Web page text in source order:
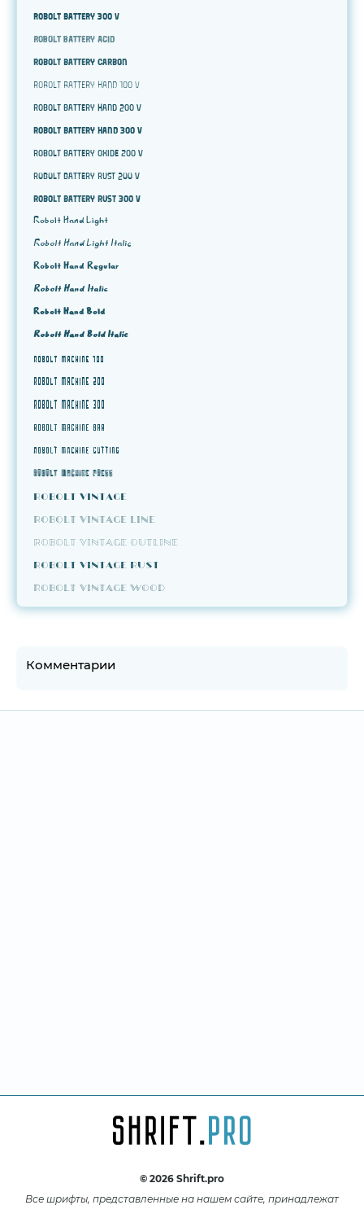
Robolt Battery 300 v
Robolt Battery Acid
Robolt Battery Carbon
Robolt Battery Hand 100 v
Robolt Battery Hand 200 v
Robolt Battery Hand 300 v
Robolt Battery Oxide 200 v
Robolt Battery Rust 200 v
Robolt Battery Rust 300 v
Robolt Hand Light
Robolt Hand Light Italic
Robolt Hand Regular
Robolt Hand Italic
Robolt Hand Bold
Robolt Hand Bold Italic
Robolt Machine 100
Robolt Machine 200
Robolt Machine 300
Robolt Machine Bar
Robolt Machine Cutting
Robolt Machine Press
Robolt Vintage
Robolt Vintage Line
Robolt Vintage Outline
Robolt Vintage Rust
Robolt Vintage Wood
Комментарии
© 2026 Shrift.pro
Все шрифты, представленные на нашем сайте, принадлежат